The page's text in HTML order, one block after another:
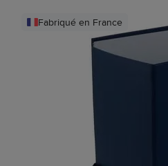
Fabriqué en France